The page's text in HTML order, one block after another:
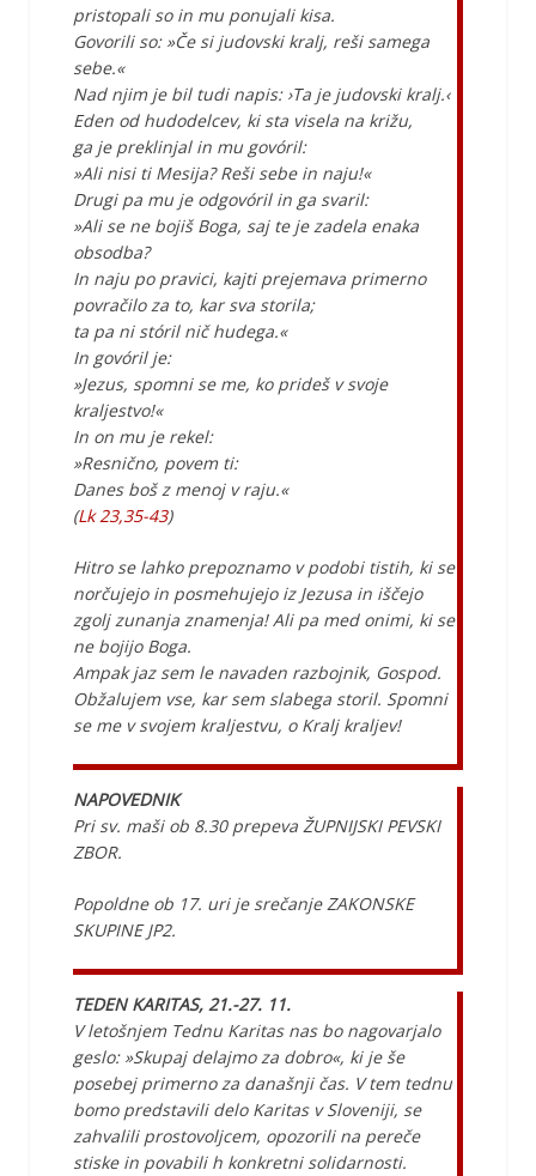
pristopali so in mu ponujali kisa.
Govorili so: »Če si judovski kralj, reši samega
sebe.«
Nad njim je bil tudi napis: ›Ta je judovski kralj.‹
Eden od hudodelcev, ki sta visela na križu,
ga je preklinjal in mu govóril:
»Ali nisi ti Mesija? Reši sebe in naju!«
Drugi pa mu je odgovóril in ga svaril:
»Ali se ne bojiš Boga, saj te je zadela enaka
obsodba?
In naju po pravici, kajti prejemava primerno
povračilo za to, kar sva storila;
ta pa ni stóril nič hudega.«
In govóril je:
»Jezus, spomni se me, ko prideš v svoje
kraljestvo!«
In on mu je rekel:
»Resnično, povem ti:
Danes boš z menoj v raju.«
(Lk 23,35-43)
Hitro se lahko prepoznamo v podobi tistih, ki se
norčujejo in posmehujejo iz Jezusa in iščejo
zgolj zunanja znamenja! Ali pa med onimi, ki se
ne bojijo Boga.
Ampak jaz sem le navaden razbojnik, Gospod.
Obžalujem vse, kar sem slabega storil. Spomni
se me v svojem kraljestvu, o Kralj kraljev!
NAPOVEDNIK
Pri sv. maši ob 8.30 prepeva ŽUPNIJSKI PEVSKI
ZBOR.
Popoldne ob 17. uri je srečanje ZAKONSKE
SKUPINE JP2.
TEDEN KARITAS, 21.-27. 11.
V letošnjem Tednu Karitas nas bo nagovarjalo
geslo: »Skupaj delajmo za dobro«, ki je še
posebej primerno za današnji čas. V tem tednu
bomo predstavili delo Karitas v Sloveniji, se
zahvalili prostovoljcem, opozorili na pereče
stiske in povabili h konkretni solidarnosti.